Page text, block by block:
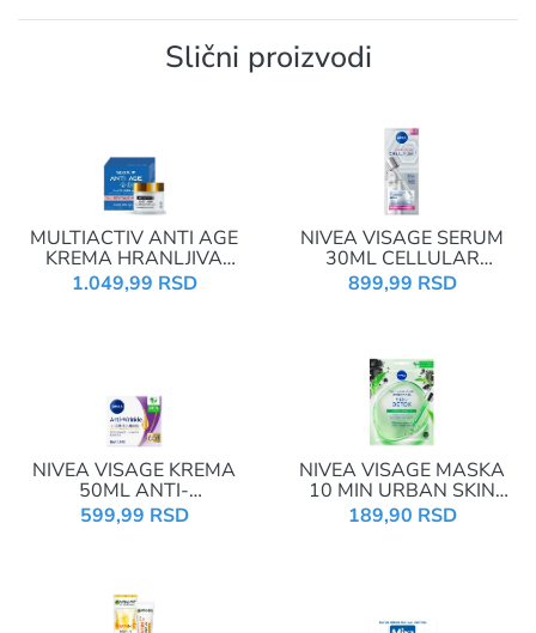
Slični proizvodi
MULTIACTIV ANTI AGE
KREMA HRANLJIVA
DNEVNA 50ML
1.049,99 RSD
NIVEA VISAGE SERUM
30ML CELLULAR
HYALURON FILLER
ESSENCE 87097
899,99 RSD
NIVEA VISAGE KREMA
50ML ANTI-
WRINKLE+COUNTRING
65+ DNEVNA 84966
599,99 RSD
NIVEA VISAGE MASKA
10 MIN URBAN SKIN
DETOX GREEN
TEA&CHARCOAL 81265
189,90 RSD